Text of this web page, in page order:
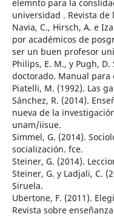
elemnto para la
universidad . Revista de
Navia, C., Hirsch, A. e
por académicos de
ser un buen profesor
Philips, E. M., y Pugh,
doctorado. Manual para
Piatelli, M. (1992). Las
Sánchez, R. (2014).
nueva de la
unam/iisue.
Simmel, G. (2014).
socialización. fce.
Steiner, G. (2014).
Steiner, G. y Ladjali, C.
Siruela.
Ubertone, F. (2011).
Revista sobre